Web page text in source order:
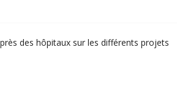
des hôpitaux sur les différents projets